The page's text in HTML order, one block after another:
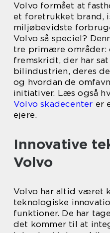
Volvo formået at
et foretrukket brand,
miljøbevidste
Volvo så speciel?
tre primære områder:
fremskridt, der har
bilindustrien, deres
og hvordan de
initiativer. Læs også
Volvo skadecenter er
ejere.
Innovative
Volvo
Volvo har altid været
teknologiske
funktioner. De har
det kommer til at